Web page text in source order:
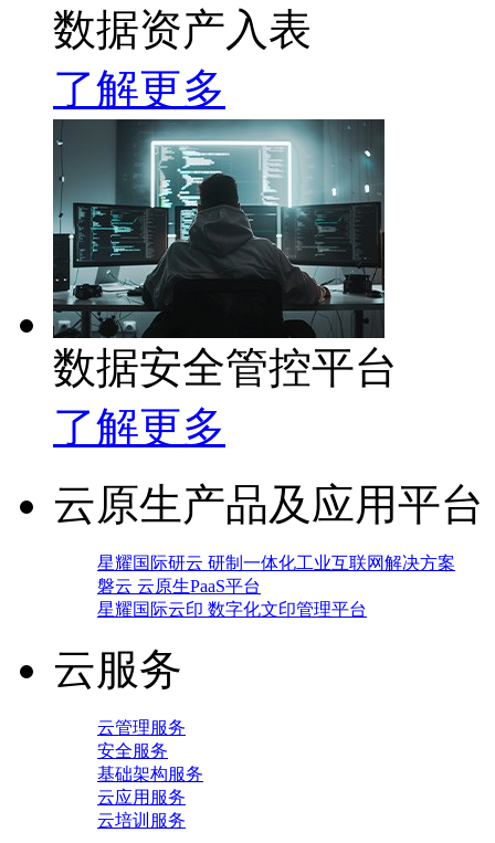
数据资产入表
了解更多
数据安全管控平台
了解更多
云原生产品及应用平台
星耀国际研云 研制一体化工业互联网解决方案
磐云 云原生PaaS平台
星耀国际云印 数字化文印管理平台
云服务
云管理服务
安全服务
基础架构服务
云应用服务
云培训服务